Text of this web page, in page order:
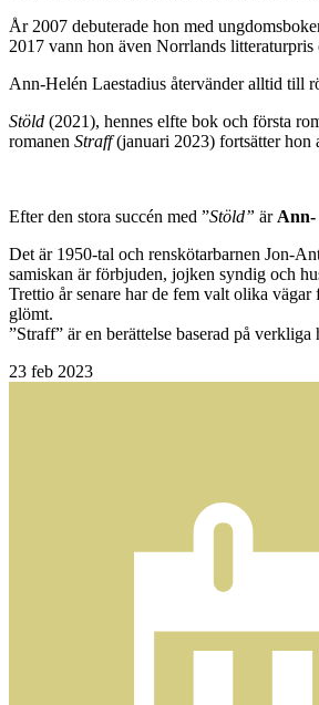
År 2007 debuterade hon med
2017 vann hon även Norrlands
Ann-Helén Laestadius återvänder alltid till
Stöld (2021), hennes elfte bok och första
romanen Straff(januari 2023) fortsätter hon
Efter den stora succén med ”Stöld” ärAnn-
Det är 1950-tal och renskötarbarnen Jon-
samiskan är förbjuden, jojken syndig och
Trettio år senare har de fem valt olika
glömt.
”Straff” är en berättelse baserad på
23 feb 2023